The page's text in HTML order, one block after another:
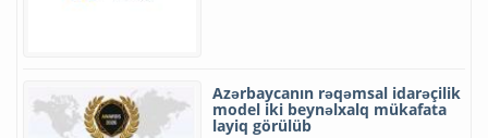
Azərbaycanın rəqəmsal idarəçilik
model iki beynəlxalq mükafata
layiq görülüb